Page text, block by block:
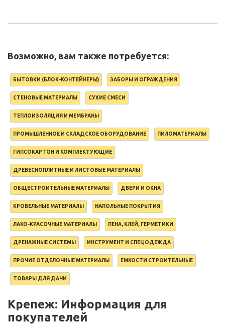
Возможно, вам также потребуется:
БЫТОВКИ (БЛОК-КОНТЕЙНЕРЫ) ЗАБОРЫ И ОГРАЖДЕНИЯ
СТЕНОВЫЕ МАТЕРИАЛЫ СУХИЕ СМЕСИ
ТЕПЛОИЗОЛЯЦИЯ И МЕМБРАНЫ
ПРОМЫШЛЕННОЕ И СКЛАДСКОЕ ОБОРУДОВАНИЕ ПИЛОМАТЕРИАЛЫ
ГИПСОКАРТОН И КОМПЛЕКТУЮЩИЕ
ДРЕВЕСНОПЛИТНЫЕ И ЛИСТОВЫЕ МАТЕРИАЛЫ
ОБЩЕСТРОИТЕЛЬНЫЕ МАТЕРИАЛЫ ДВЕРИ И ОКНА
КРОВЕЛЬНЫЕ МАТЕРИАЛЫ НАПОЛЬНЫЕ ПОКРЫТИЯ
ЛАКО-КРАСОЧНЫЕ МАТЕРИАЛЫ ПЕНА, КЛЕЙ, ГЕРМЕТИКИ
ДРЕНАЖНЫЕ СИСТЕМЫ ИНСТРУМЕНТ И СПЕЦОДЕЖДА
ПРОЧИЕ ОТДЕЛОЧНЫЕ МАТЕРИАЛЫ ЕМКОСТИ СТРОИТЕЛЬНЫЕ
ТОВАРЫ ДЛЯ ДАЧИ
Крепеж: Информация для
покупателей